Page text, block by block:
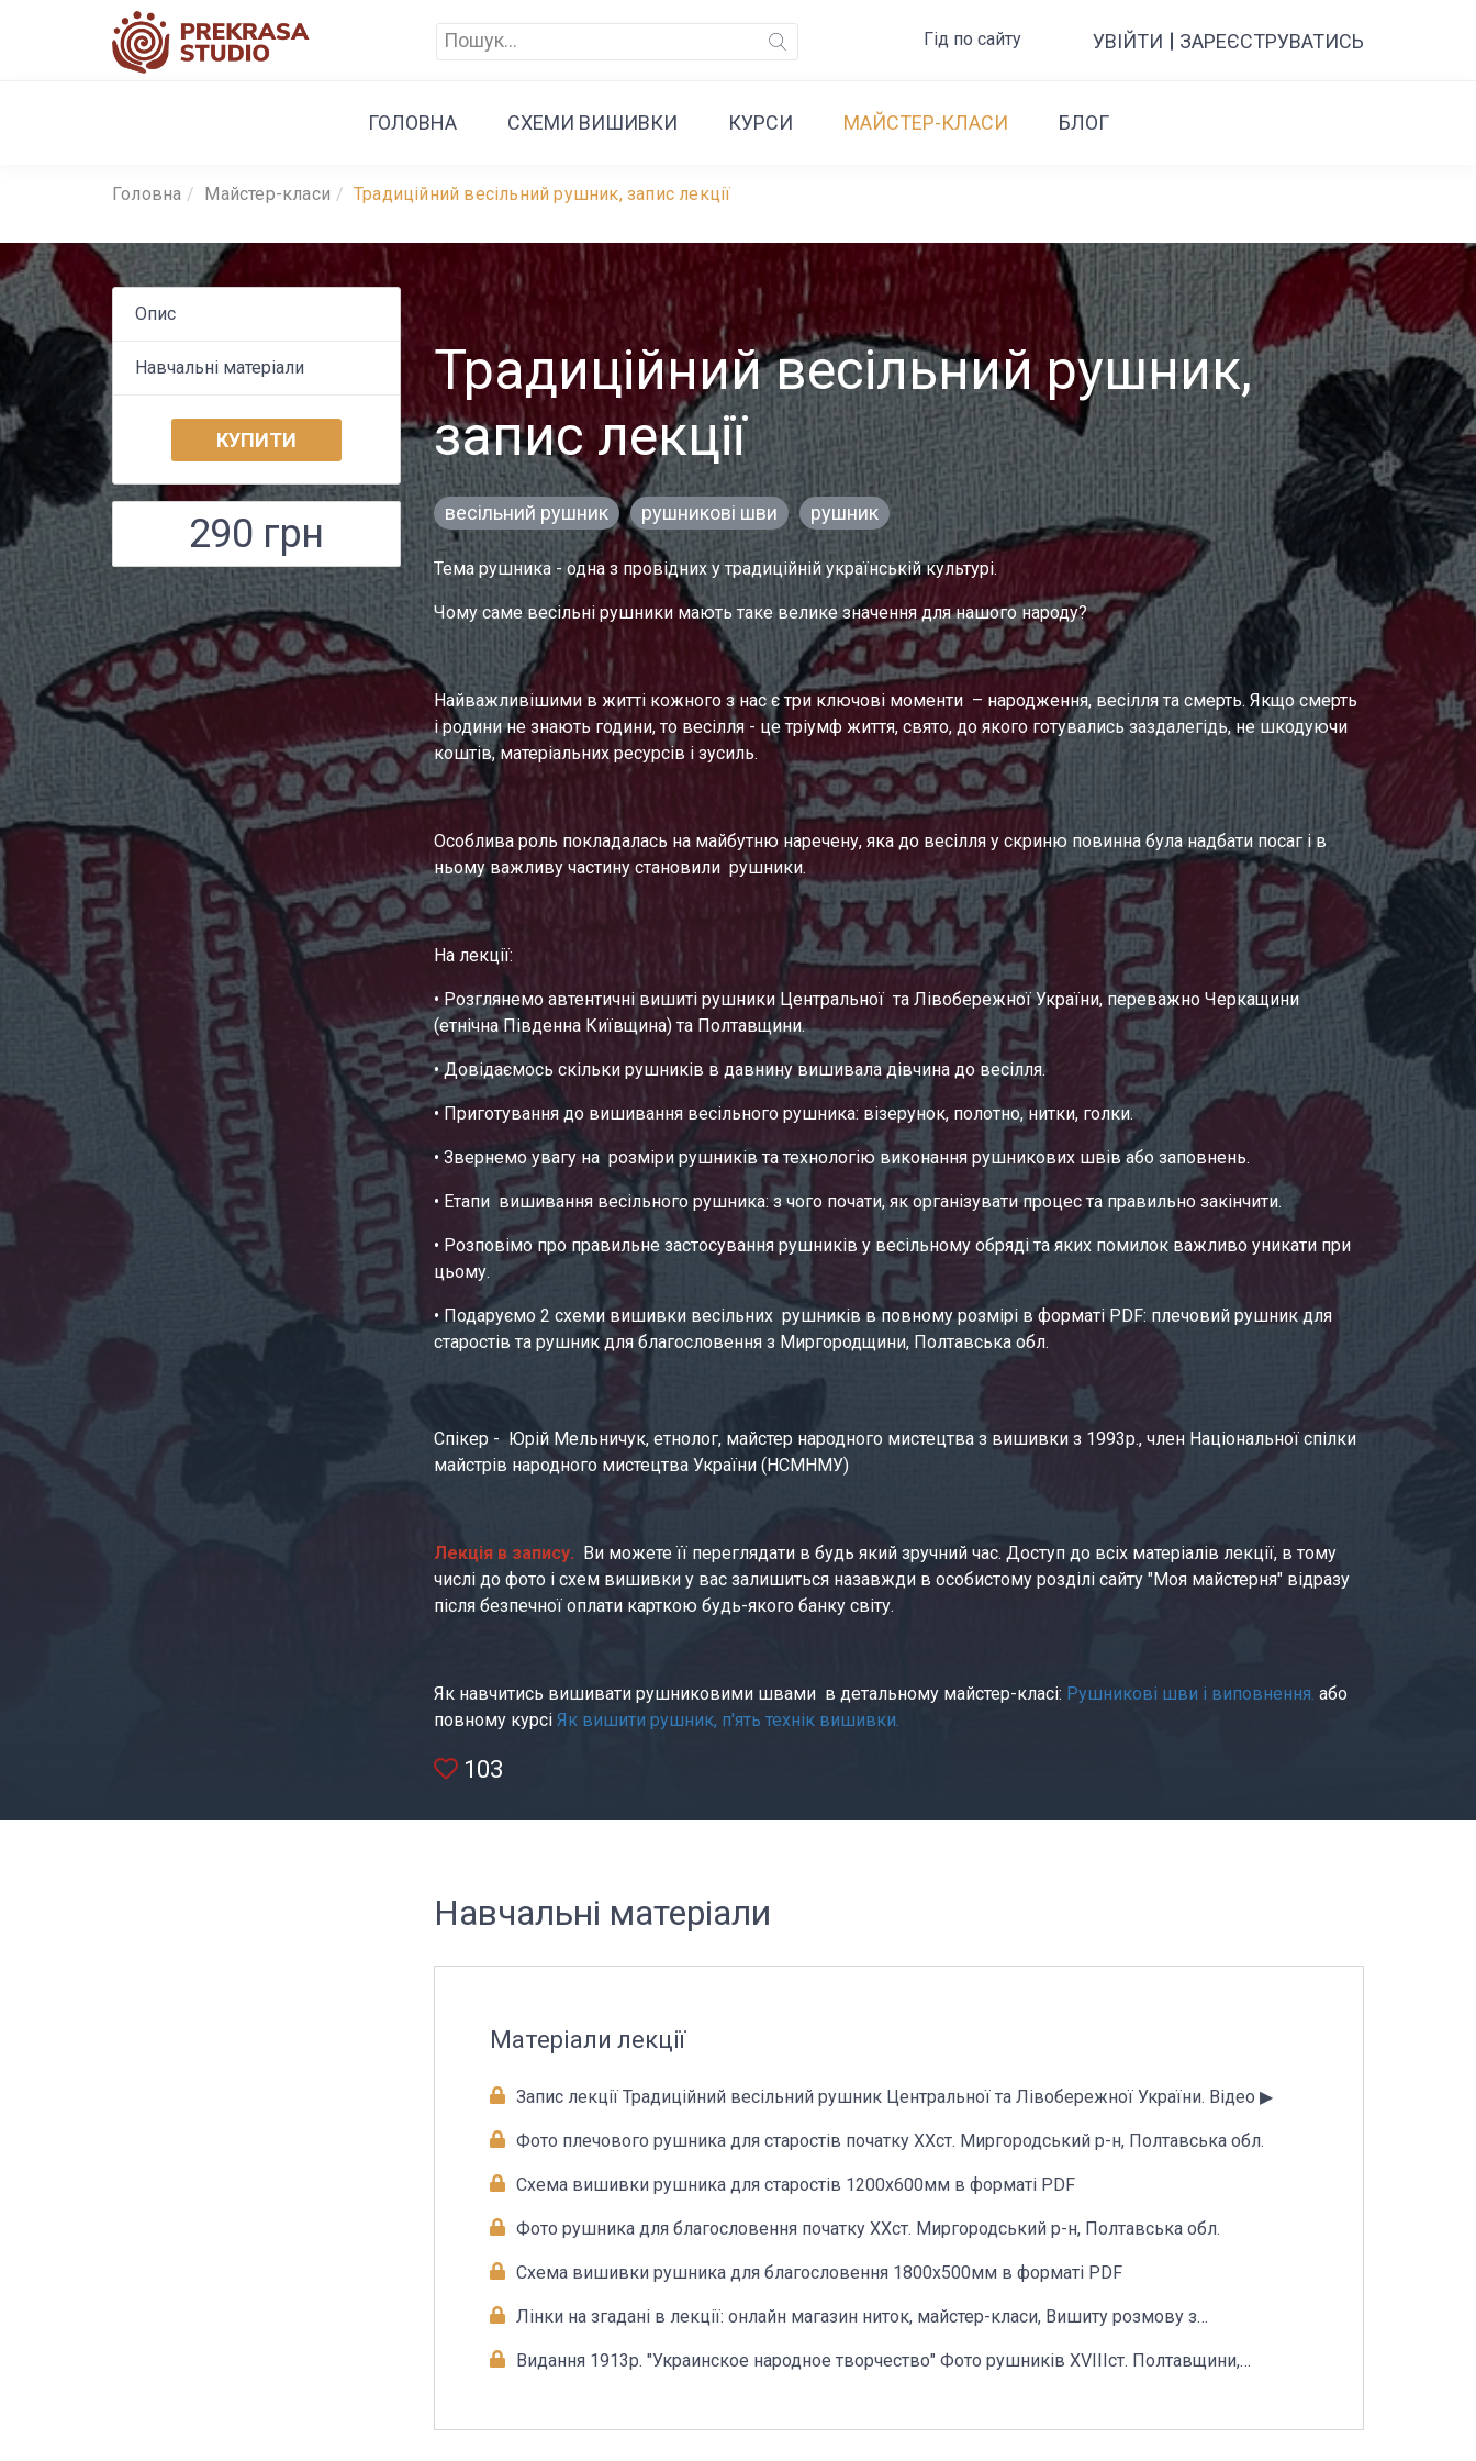
Гід по сайту УВІЙТИ ЗАРЕЄСТРУВАТИСЬ
ГОЛОВНА CХЕМИ ВИШИВКИ КУРСИ МАЙСТЕР-КЛАСИ БЛОГ
Головна Майстер-класи Традиційний весільний рушник, запис лекції
Опис
Навчальні матеріали
КУПИТИ
290 грн
Традиційний весільний рушник,
запис лекції
весільний рушник рушникові шви рушник
Тема рушника - одна з провідних у традиційній українській культурі.
Чому саме весільні рушники мають таке велике значення для нашого народу?
Найважливішими в житті кожного з нас є три ключові моменти  – народження, весілля та смерть. Якщо смерть
і родини не знають години, то весілля - це тріумф життя, свято, до якого готувались заздалегідь, не шкодуючи
коштів, матеріальних ресурсів і зусиль.
Особлива роль покладалась на майбутню наречену, яка до весілля у скриню повинна була надбати посаг і в
ньому важливу частину становили  рушники.
На лекції:
• Розглянемо автентичні вишиті рушники Центральної  та Лівобережної України, переважно Черкащини
(етнічна Південна Київщина) та Полтавщини.
• Довідаємось скільки рушників в давнину вишивала дівчина до весілля.
• Приготування до вишивання весільного рушника: візерунок, полотно, нитки, голки.
• Звернемо увагу на  розміри рушників та технологію виконання рушникових швів або заповнень.
• Етапи  вишивання весільного рушника: з чого почати, як організувати процес та правильно закінчити.
• Розповімо про правильне застосування рушників у весільному обряді та яких помилок важливо уникати при
цьому.
• Подаруємо 2 схеми вишивки весільних  рушників в повному розмірі в форматі PDF: плечовий рушник для
старостів та рушник для благословення з Миргородщини, Полтавська обл.
Спікер -  Юрій Мельничук, етнолог, майстер народного мистецтва з вишивки з 1993р., член Національної спілки
майстрів народного мистецтва України (НСМНМУ)
Лекція в запису. Ви можете її переглядати в будь який зручний час. Доступ до всіх матеріалів лекції, в тому
числі до фото і схем вишивки у вас залишиться назавжди в особистому розділі сайту "Моя майстерня" відразу
після безпечної оплати карткою будь-якого банку світу.
Як навчитись вишивати рушниковими швами  в детальному майстер-класі: Рушникові шви і виповнення. або
повному курсі Як вишити рушник, п'ять технік вишивки.
103
Навчальні матеріали
Матеріали лекції
Запис лекції Традиційний весільний рушник Центральної та Лівобережної України. Відео ▶︎
Фото плечового рушника для старостів початку ХХст. Миргородський р-н, Полтавська обл.
Схема вишивки рушника для старостів 1200х600мм в форматі PDF
Фото рушника для благословення початку ХХст. Миргородський р-н, Полтавська обл.
Схема вишивки рушника для благословення 1800x500мм в форматі PDF
Лінки на згадані в лекції: онлайн магазин ниток, майстер-класи, Вишиту розмову з
Видання 1913р. "Украинское народное творчество" Фото рушників ХVIIIст. Полтавщини,